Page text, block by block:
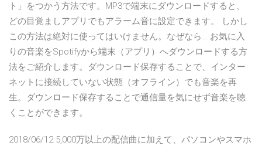
ト」をつかう方法です。MP3で端末にダウンロードすると、
どの目覚ましアプリでもアラーム音に設定できます。 しかし
この方法は絶対に使ってはいけません。なぜなら… お気に入
りの音楽をSpotifyから端末（アプリ）へダウンロードする方
法をご紹介します。ダウンロード保存することで、インター
ネットに接続していない状態（オフライン）でも音楽を再
生。ダウンロード保存することで通信量を気にせず音楽を聴
くことができます。
2018/06/12 5,000万以上の配信曲に加えて、パソコンやスマホ